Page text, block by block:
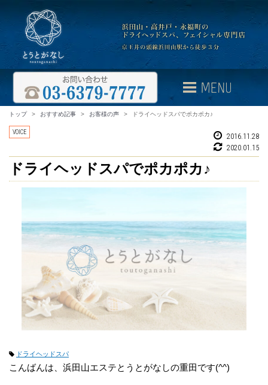
トップ > おすすめ記事 > お客様の声 > ドライヘッドスパでポカポカ♪
VOICE
2016.11.28
2020.01.15
ドライヘッドスパでポカポカ♪
ドライヘッドスパ
こんばんは、浜田山エステとうとがなしの重田です(^^)